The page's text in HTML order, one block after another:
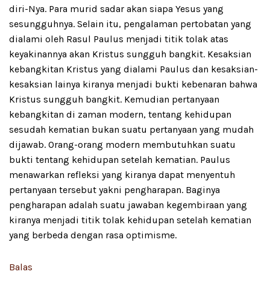
diri-Nya. Para murid sadar akan siapa Yesus yang
sesungguhnya. Selain itu, pengalaman pertobatan yang
dialami oleh Rasul Paulus menjadi titik tolak atas
keyakinannya akan Kristus sungguh bangkit. Kesaksian
kebangkitan Kristus yang dialami Paulus dan kesaksian-
kesaksian lainya kiranya menjadi bukti kebenaran bahwa
Kristus sungguh bangkit. Kemudian pertanyaan
kebangkitan di zaman modern, tentang kehidupan
sesudah kematian bukan suatu pertanyaan yang mudah
dijawab. Orang-orang modern membutuhkan suatu
bukti tentang kehidupan setelah kematian. Paulus
menawarkan refleksi yang kiranya dapat menyentuh
pertanyaan tersebut yakni pengharapan. Baginya
pengharapan adalah suatu jawaban kegembiraan yang
kiranya menjadi titik tolak kehidupan setelah kematian
yang berbeda dengan rasa optimisme.
Balas